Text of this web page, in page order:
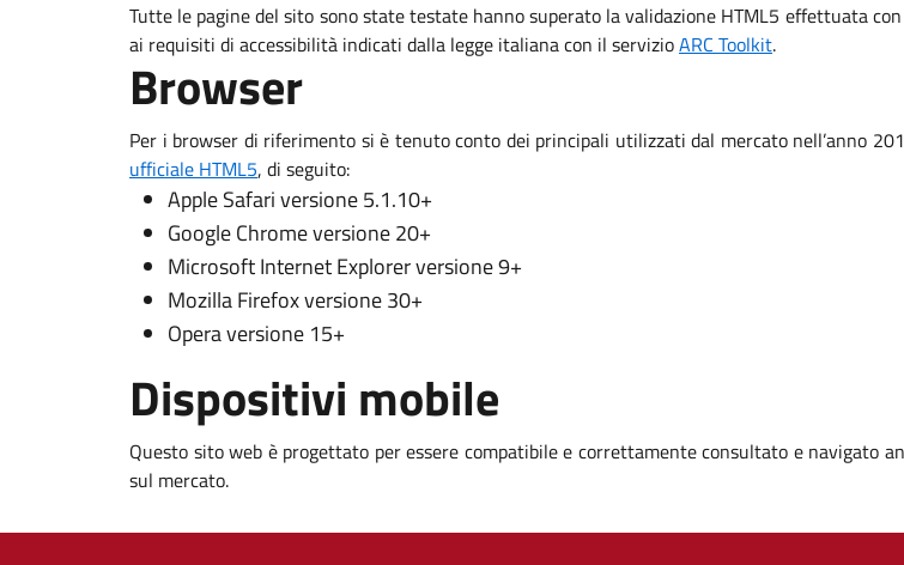
Tutte le pagine del sito sono state testate hanno superato la validazione HTML5 effettuata
ai requisiti di accessibilità indicati dalla legge italiana con il servizioARC Toolkit.
Browser
Per i browser di riferimento si è tenuto conto dei principali utilizzati dal mercato nell’anno
ufficiale HTML5, di seguito:
Apple Safari versione 5.1.10+
Google Chrome versione 20+
Microsoft Internet Explorer versione 9+
Mozilla Firefox versione 30+
Opera versione 15+
Dispositivi mobile
Questo sito web è progettato per essere compatibile e correttamente consultato e navigato
sul mercato.